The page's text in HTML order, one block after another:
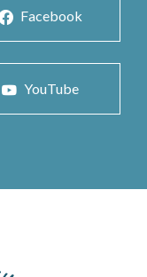
Facebook
YouTube